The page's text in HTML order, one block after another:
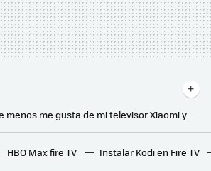
Patchwall es lo que menos me gusta de mi televisor Xiaomi y ahora uso el launcher de Android TV por defecto: así se hace
Esta impresionante tele OLED de LG con HDMI 2.1 tira su precio por los suelos en Amazon con una rebaja de casi 500 euros
El puerto USB-C es una de las piezas más delicadas de nuestro móvil. Así hay que cuidarlo para que no se rompa
HBO Max fire TV Instalar Kodi en Fire TV